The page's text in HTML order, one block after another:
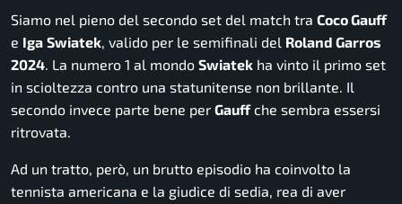
Siamo nel pieno del secondo set del match tra Coco Gauff
e Iga Swiatek, valido per le semifinali del Roland Garros
2024. La numero 1 al mondo Swiatek ha vinto il primo set
in scioltezza contro una statunitense non brillante. Il
secondo invece parte bene per Gauffche sembra essersi
ritrovata.
Ad un tratto, però, un brutto episodio ha coinvolto la
tennista americana e la giudice di sedia, rea di aver